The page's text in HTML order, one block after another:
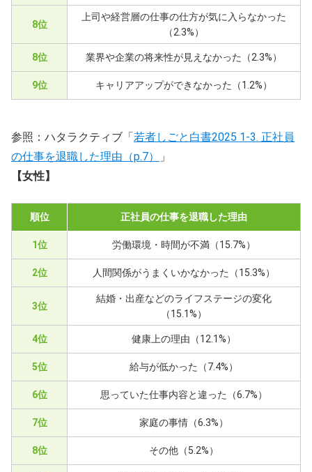
8位
上司や経営層の仕事の仕方が気に入らなかった
（2.3%）
8位 業界や企業の将来性が見えなかった（2.3%）
9位 キャリアアップができなかった（1.2%）
参照：ハタラクティブ「 若者しごと白書2025 1-3. 正社員
の仕事を退職した理由（p.7）
」
【女性】
順位 正社員の仕事を退職した理由
1位 労働環境・時間が不満（15.7%）
2位 人間関係がうまくいかなかった（15.3%）
3位
結婚・出産などのライフステージの変化
（15.1%）
4位 健康上の理由（12.1%）
5位 給与が低かった（7.4%）
6位 思っていた仕事内容と違った（6.7%）
7位 家庭の事情（6.3%）
8位 その他（5.2%）